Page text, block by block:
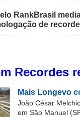
RankBrasil
de
Recordes
Mais Longevo
João César
em São Manuel